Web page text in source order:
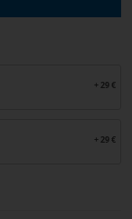
+ 29 €
+ 29 €